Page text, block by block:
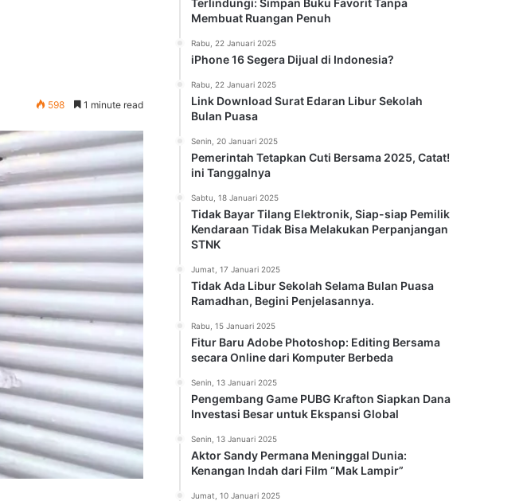
598 1 minute read
Terlindungi: Simpan Buku Favorit Tanpa
Membuat Ruangan Penuh
Rabu, 22 Januari 2025
iPhone 16 Segera Dijual di Indonesia?
Rabu, 22 Januari 2025
Link Download Surat Edaran Libur Sekolah
Bulan Puasa
Senin, 20 Januari 2025
Pemerintah Tetapkan Cuti Bersama 2025, Catat!
ini Tanggalnya
Sabtu, 18 Januari 2025
Tidak Bayar Tilang Elektronik, Siap-siap Pemilik
Kendaraan Tidak Bisa Melakukan Perpanjangan
STNK
Jumat, 17 Januari 2025
Tidak Ada Libur Sekolah Selama Bulan Puasa
Ramadhan, Begini Penjelasannya.
Rabu, 15 Januari 2025
Fitur Baru Adobe Photoshop: Editing Bersama
secara Online dari Komputer Berbeda
Senin, 13 Januari 2025
Pengembang Game PUBG Krafton Siapkan Dana
Investasi Besar untuk Ekspansi Global
Senin, 13 Januari 2025
Aktor Sandy Permana Meninggal Dunia:
Kenangan Indah dari Film “Mak Lampir”
Jumat, 10 Januari 2025